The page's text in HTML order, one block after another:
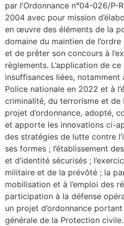
par l’Ordonnance n°04-026/P-
2004 avec pour mission
en œuvre des éléments de la
domaine du maintien de
et de prêter son concours à
règlements. L’application de
insuffisances liées,
Police nationale en 2022 et à
criminalité, du terrorisme et de
projet d’ordonnance, adopté,
et apporte les innovations ci-
des stratégies de lutte contre
ses formes ; l’établissement
et d’identité sécurisés ;
militaire et de la prévôté ; la
mobilisation et à l’emploi des
participation à la défense
un projet d’ordonnance
générale de la Protection